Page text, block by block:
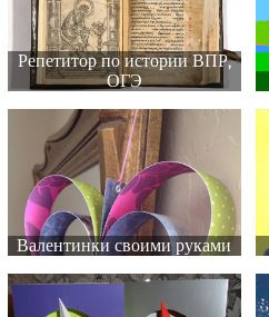
Репетитор по истории ВПР,
ОГЭ
Валентинки своими руками